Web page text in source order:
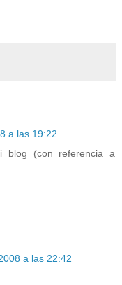
a las 19:22
blog (con referencia a
a las 22:42